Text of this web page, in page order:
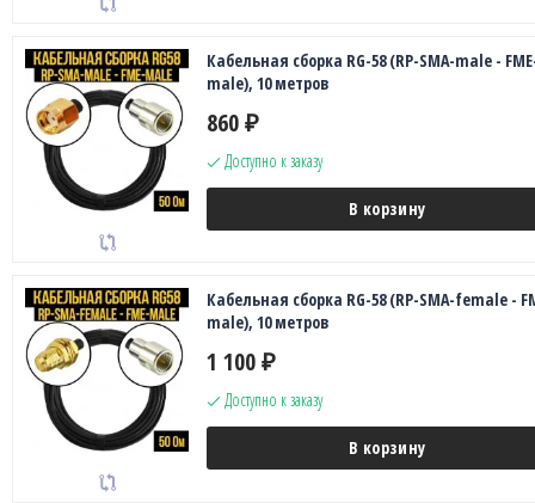
Кабельная сборка RG-58 (RP-SMA-male -
male), 10 метров
860 ₽
Доступно к заказу
В корзину
Кабельная сборка RG-58 (RP-SMA-female -
male), 10 метров
1 100 ₽
Доступно к заказу
В корзину